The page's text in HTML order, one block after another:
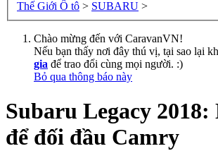
Thế Giới Ô tô > SUBARU >
Chào mừng đến với CaravanVN!
Nếu bạn thấy nơi đây thú vị, tại sao lại
gia để trao đổi cùng mọi người. :)
Bỏ qua thông báo này
Subaru Legacy 2018:
để đối đầu Camry